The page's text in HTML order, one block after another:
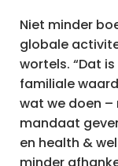
Niet minder
globale
wortels. “Dat
familiale
wat we doen
mandaat
en health &